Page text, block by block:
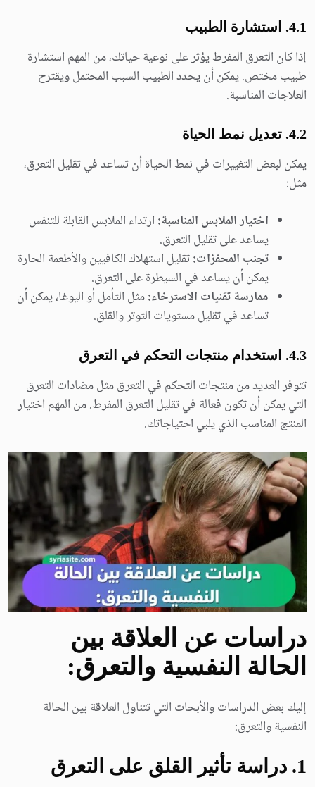
4.1. استشارة الطبيب
إذا كان التعرق المفرط يؤثر على نوعية حياتك، من المهم استشارة
طبيب مختص. يمكن أن يحدد الطبيب السبب المحتمل ويقترح
العلاجات المناسبة.
4.2. تعديل نمط الحياة
يمكن لبعض التغييرات في نمط الحياة أن تساعد في تقليل التعرق،
مثل:
اختيار الملابس المناسبة: ارتداء الملابس القابلة للتنفس
يساعد على تقليل التعرق.
تجنب المحفزات:تقليل استهلاك الكافيين والأطعمة الحارة
يمكن أن يساعد في السيطرة على التعرق.
ممارسة تقنيات الاسترخاء:مثل التأمل أو اليوغا، يمكن أن
تساعد في تقليل مستويات التوتر والقلق.
4.3. استخدام منتجات التحكم في التعرق
تتوفر العديد من منتجات التحكم في التعرق مثل مضادات التعرق
التي يمكن أن تكون فعالة في تقليل التعرق المفرط. من المهم اختيار
المنتج المناسب الذي يلبي احتياجاتك.
دراسات عن العلاقة بين
الحالة النفسية والتعرق:
إليك بعض الدراسات والأبحاث التي تتناول العلاقة بين الحالة
النفسية والتعرق:
1. دراسة تأثير القلق على التعرق